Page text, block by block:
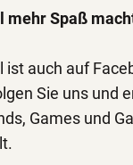
mehr Spaß
ist auch auf
Sie uns und
Games und